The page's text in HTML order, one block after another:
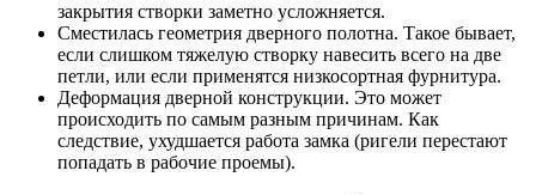
закрытия створки заметно усложняется.
Сместилась геометрия дверного полотна. Такое бывает,
если слишком тяжелую створку навесить всего на две
петли, или если применятся низкосортная фурнитура.
Деформация дверной конструкции. Это может
происходить по самым разным причинам. Как
следствие, ухудшается работа замка (ригели перестают
попадать в рабочие проемы).